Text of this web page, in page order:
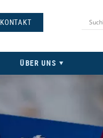
KONTAKT
ÜBER UNS